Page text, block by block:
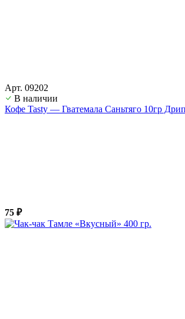
Арт. 09202
В наличии
Кофе Tasty — Гватемала Саньтяго 10гр
75 ₽